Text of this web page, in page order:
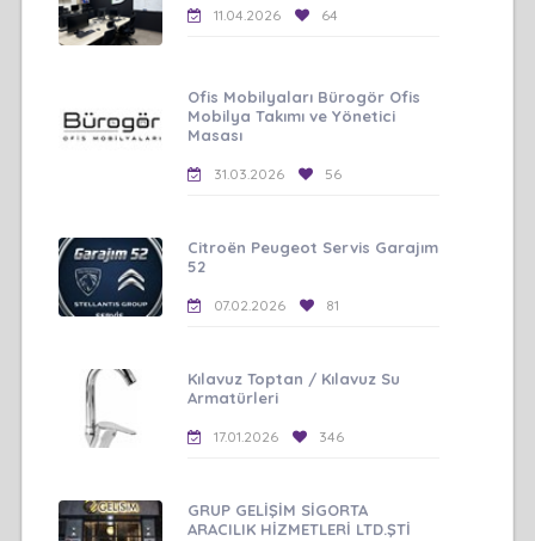
11.04.2026 64
Ofis Mobilyaları Bürogör Ofis
Mobilya Takımı ve Yönetici
Masası
31.03.2026 56
Citroën Peugeot Servis Garajım
52
07.02.2026 81
Kılavuz Toptan / Kılavuz Su
Armatürleri
17.01.2026 346
GRUP GELİŞİM SİGORTA
ARACILIK HİZMETLERİ LTD.ŞTİ